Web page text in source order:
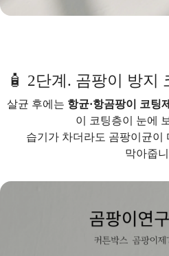
🧴 2단계. 곰팡이 방지
살균 후에는 항균·항곰팡이 코팅제
이 코팅층이 눈에
습기가 차더라도 곰팡이균이
막아줍